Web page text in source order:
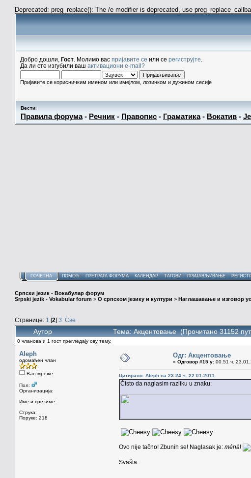
Deprecated: preg_replace(): The /e modifier is deprecated, use
Добро дошли, Гост . Молимо вас пријавите се или се региструјте
Да ли сте изгубили ваш активациони e-mail?
Пријавите се корисничким именом или имејлом, лозинком и дужином сесије
Вести:
Правила форума- Речник - Правопис - Граматика- Вокатив -
ПОЧЕТНА ПОМОЋ ПРЕТРАГА ФОРУМА КАЛЕНДАР ТАГОВИ ПРИЈАВЉИВАЊЕ
Српски језик - Вокабулар форум
Srpski jezik - Vokabular forum > О српском језику и култури > Наглашавање и изговор
Странице: 1 [2] 3 Све
Аутор Тема: Акцентовање (Прочитано 31152
0 чланова и 1 гост прегледају ову тему.
Aleph
одомаћен члан
Ван мреже
Пол:
Организација:
Име и презиме:
Струка:
Поруке: 218
Одг: Акцентовање
« Одговор #15 у: 00.51 ч.
Цитирано: Aleph на 23.24 ч. 22.01.2011.
Čisto da naglasim razliku u znaku:
Ovo nije tačno! Zbunih se! Naglasak je: ménā!
Svašta...